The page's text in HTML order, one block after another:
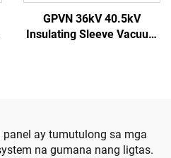
GPVN 36kV 40.5kV
Insulating Sleeve Vacuum
ay tumutulong sa mga
na gumana nang ligtas.